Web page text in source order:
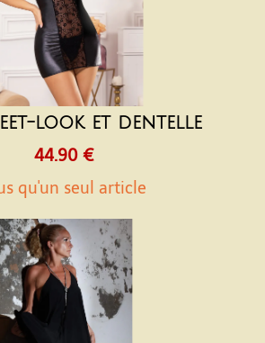
look et dentelle
44.90 €
qu'un seul article